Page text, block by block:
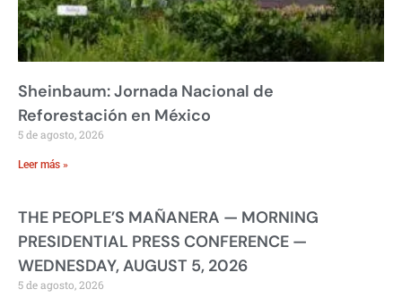
Sheinbaum: Jornada Nacional de
Reforestación en México
5 de agosto, 2026
Leer más »
THE PEOPLE’S MAÑANERA — MORNING
PRESIDENTIAL PRESS CONFERENCE —
WEDNESDAY, AUGUST 5, 2026
5 de agosto, 2026